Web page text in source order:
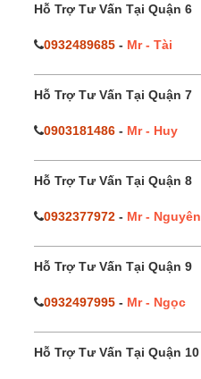
Hỗ Trợ Tư Vấn Tại Quận 6
0932489685 - Mr - Tài
Hỗ Trợ Tư Vấn Tại Quận 7
0903181486 - Mr - Huy
Hỗ Trợ Tư Vấn Tại Quận 8
0932377972 - Mr - Nguyên
Hỗ Trợ Tư Vấn Tại Quận 9
0932497995 - Mr - Ngọc
Hỗ Trợ Tư Vấn Tại Quận 10